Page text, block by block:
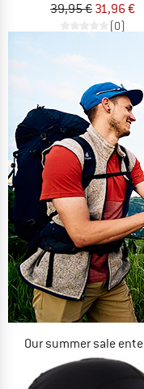
39,95 € 31,96 €
(0)
Our summer sale
phase